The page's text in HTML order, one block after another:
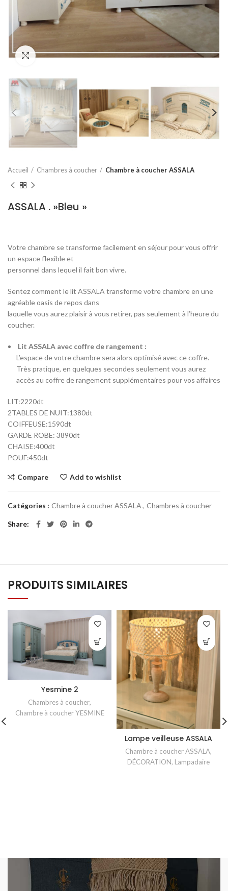
Click to enlarge
Accueil Chambres à coucher Chambre à coucher ASSALA
ASSALA . »Bleu »
Votre chambre se transforme facilement en séjour pour vous offrir
un espace flexible et
personnel dans lequel il fait bon vivre.
Sentez comment le lit ASSALA transforme votre chambre en une
agréable oasis de repos dans
laquelle vous aurez plaisir à vous retirer, pas seulement à l’heure du
coucher.
Lit ASSALA avec coffre de rangement :
L’espace de votre chambre sera alors optimisé avec ce coffre.
Très pratique, en quelques secondes seulement vous aurez
accès au coffre de rangement supplémentaires pour vos affaires
LIT:2220dt
2TABLES DE NUIT:1380dt
COIFFEUSE:1590dt
GARDE ROBE: 3890dt
CHAISE:400dt
POUF:450dt
Compare Add to wishlist
Catégories : Chambre à coucher ASSALA, Chambres à coucher
Share
PRODUITS SIMILAIRES
Yesmine 2
Chambres à coucher,
Chambre à coucher YESMINE
Lampe veilleuse ASSALA
Chambre à coucher ASSALA,
DÉCORATION, Lampadaire